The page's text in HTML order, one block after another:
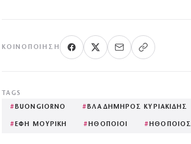
ΚΟΙΝΟΠΟΊΗΣΗ
TAGS
#BUONGIORNO #ΒΛΑΔΗΜΗΡΟΣ ΚΥΡΙΑΚΙΔΗΣ
#ΕΦΗ ΜΟΥΡΙΚΗ #ΗΘΟΠΟΙΟΙ #ΗΘΟΠΟΙΟΣ